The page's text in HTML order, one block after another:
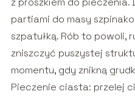
partiami do masy
szpatułką. Rób to powoli,
zniszczyć puszystej
momentu, gdy znikną
Pieczenie ciasta: przelej